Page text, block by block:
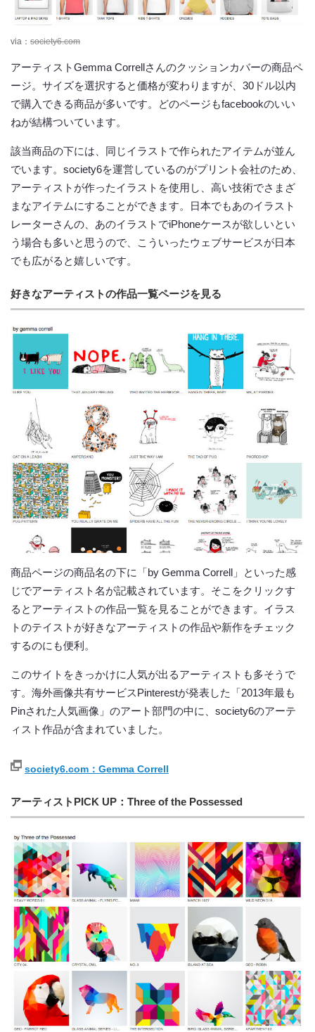
via： society6.com
アーティストGemma Correllさんのクッションカバーの商品ペ
ージ。サイズを選択すると価格が変わりますが、30ドル以内
で購入できる商品が多いです。どのページもfacebookのいい
ねが結構ついています。
該当商品の下には、同じイラストで作られたアイテムが並ん
でいます。society6を運営しているのがプリント会社のため、
アーティストが作ったイラストを使用し、高い技術でさまざ
まなアイテムにすることができます。日本でもあのイラスト
レーターさんの、あのイラストでiPhoneケースが欲しいとい
う場合も多いと思うので、こういったウェブサービスが日本
でも広がると嬉しいです。
好きなアーティストの作品一覧ページを見る
商品ページの商品名の下に「by Gemma Correll」といった感
じでアーティスト名が記載されています。そこをクリックす
るとアーティストの作品一覧を見ることができます。イラス
トのテイストが好きなアーティストの作品や新作をチェック
するのにも便利。
このサイトをきっかけに人気が出るアーティストも多そうで
す。海外画像共有サービスPinterestが発表した「2013年最も
Pinされた人気画像」のアート部門の中に、society6のアーテ
ィスト作品が含まれていました。
society6.com：Gemma Correll
アーティストPICK UP：Three of the Possessed